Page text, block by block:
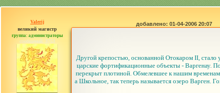
Valerij
великий магистр
группа: администраторы
сообщений: 3753
добавлено: 01-04-2006 20:07
Другой крепостью, основанной Отокаром II, стало
царские фортификационные объекты - Варгенау.
перекрыт плотиной. Обмелевшее к нашим временам
а Школьное, так теперь называется озеро Варген.